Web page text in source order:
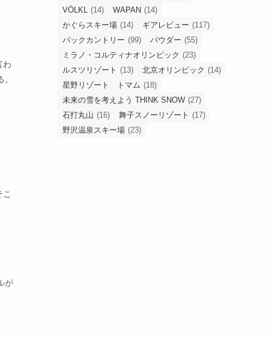
わ
こ
が
VÖLKL (14) WAPAN (14)
かぐらスキー場 (14) ギアレビュー (117)
バックカントリー (99) パウダー (55)
ミラノ・コルティナオリンピック (23)
ルスツリゾート (13) 北京オリンピック (14)
星野リゾート トマム (18)
未来の雪を考えよう THINK SNOW (27)
石打丸山 (16) 舞子スノーリゾート (17)
野沢温泉スキー場 (23)